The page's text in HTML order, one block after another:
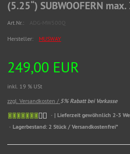
(5.25“) SUBWOOFERN
Art.Nr.: ADG-MW500Q
Hersteller: MUSWAY
249,00 EUR
inkl. 19 % USt
zzgl. Versandkosten / 5% Rabatt bei Vorkasse
| Lieferzeit gewöhnlich 2-3
Lagerbestand: 2 Stück / Versandkostenfrei*